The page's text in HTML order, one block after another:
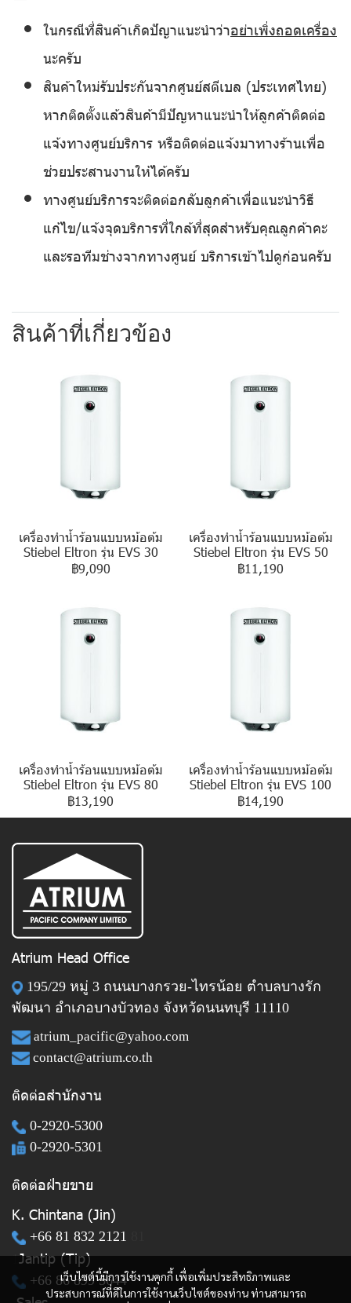
ในกรณีที่สินค้าเกิดปัญาแนะนำว่าอย่าเพิ่งถอดเครื่อง
นะครับ
สินค้าใหม่รับประกันจากศูนย์สตีเบล (ประเทศไทย)
หากติดตั้งแล้วสินค้ามีปัญหาแนะนำให้ลูกค้าติดต่อ
แจ้งทางศูนย์บริการ หรือติดต่อแจ้งมาทางร้านเพื่อ
ช่วยประสานงานให้ได้ครับ
ทางศูนย์บริการจะติดต่อกลับลูกค้าเพื่อแนะนำวิธี
แก้ไข/แจ้งจุดบริการที่ใกล้ที่สุดสำหรับคุณลูกค้าคะ
และรอทีมช่างจากทางศูนย์ บริการเข้าไปดูก่อนครับ
สินค้าที่เกี่ยวข้อง
เครื่องทำน้ำร้อนแบบหม้อต้ม
Stiebel Eltron รุ่น EVS 30
฿9,090
เครื่องทำน้ำร้อนแบบหม้อต้ม
Stiebel Eltron รุ่น EVS 50
฿11,190
เครื่องทำน้ำร้อนแบบหม้อต้ม
Stiebel Eltron รุ่น EVS 80
฿13,190
เครื่องทำน้ำร้อนแบบหม้อต้ม
Stiebel Eltron รุ่น EVS 100
฿14,190
เว็บไซต์นี้มีการใช้งานคุกกี้ เพื่อเพิ่มประสิทธิภาพและ
ประสบการณ์ที่ดีในการใช้งานเว็บไซต์ของท่าน ท่านสามารถ
Atrium Head Office
195/29 หมู่ 3 ถนนบางกรวย-ไทรน้อย ตำบลบางรัก
พัฒนา อำเภอบางบัวทอง จังหวัดนนทบุรี 11110
atrium_pacific@yahoo.com
contact@atrium.co.th
ติดต่อสำนักงาน
0-2920-5300
0-2920-5301
ติดต่อฝ่ายขาย
K. Chintana (Jin)
+66 81 832 2121
1Jantip (Tip)
+66 86 899 5644